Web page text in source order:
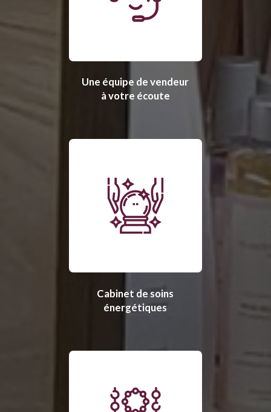
Une équipe de vendeur
à votre écoute
Cabinet de soins
énergétiques